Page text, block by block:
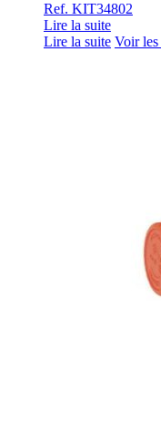
Ref. KIT34802
Lire la suite
Lire la suite Voir les